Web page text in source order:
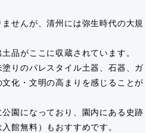
せんが、清州には弥生時代の大規
品がここに収蔵されています。
りのパレスタイル土器、石器、ガ
化・文明の高まりを感じることが
園になっており、園内にある史跡
館無料）もおすすめです。